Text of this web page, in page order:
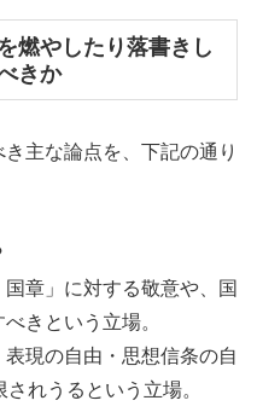
燃やしたり落書きし
きか
主な論点を、下記の通り
章」に対する敬意や、国
きという立場。
表現の自由・思想信条の自
れうるという立場。